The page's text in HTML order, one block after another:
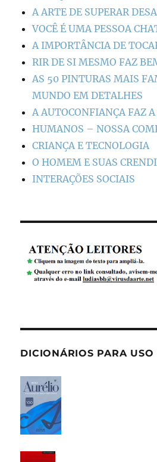
A ARTE DE SUPERAR
VOCÊ É UMA PESSOA
A IMPORTÂNCIA DE
RIR DE SI MESMO FAZ
AS 50 PINTURAS MAIS
MUNDO EM DETALHES
A AUTOCONFIANÇA FAZ
HUMANOS – NOSSA
CRIANÇA E TECNOLOGIA
O HOMEM E SUAS
INTERAÇÕES SOCIAIS
DICIONÁRIOS PARA USO